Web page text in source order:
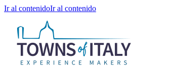
Ir al contenidoIr al contenido